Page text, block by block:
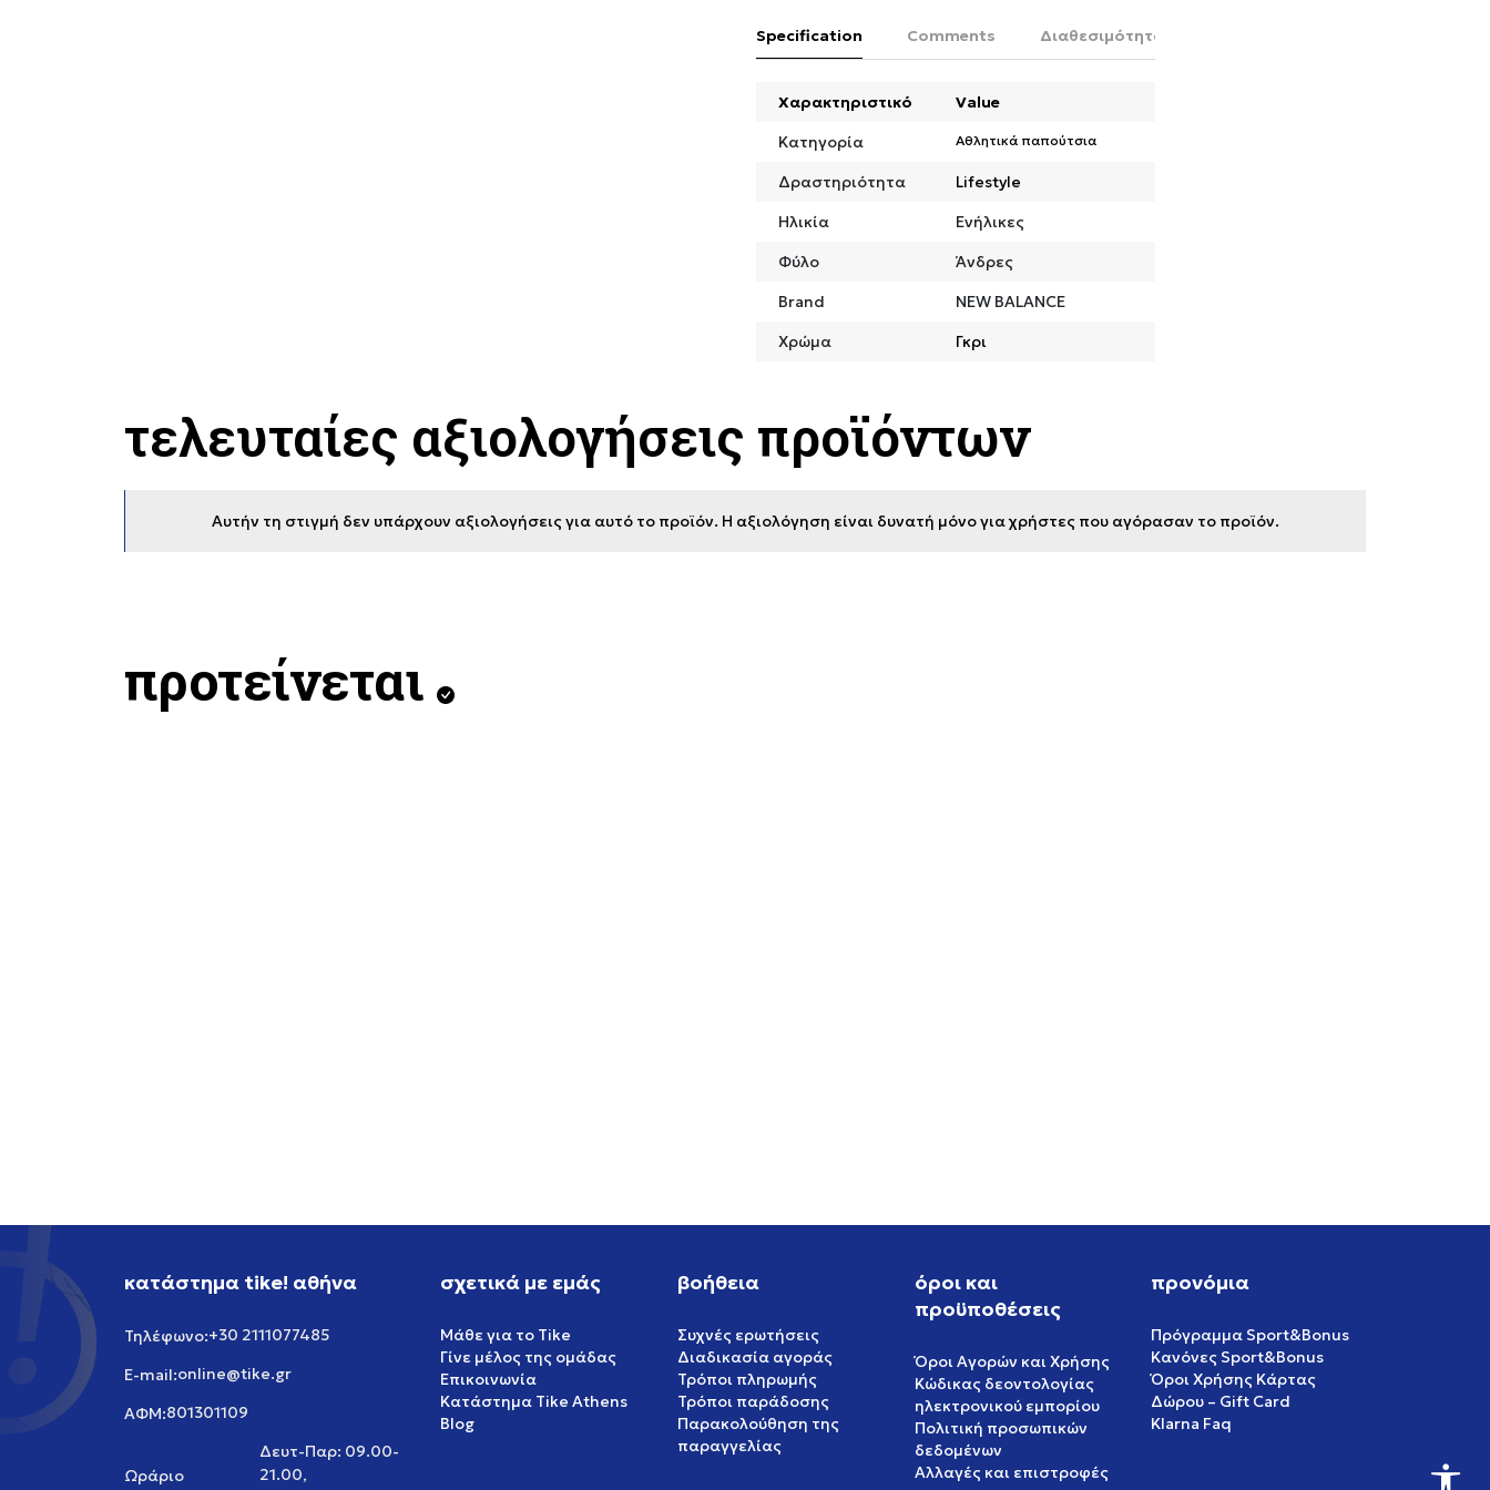
Specification Comments Διαθεσιμότητα στο κατάστημα
Χαρακτηριστικό
Value
Κατηγορία
Αθλητικά παπούτσια
Δραστηριότητα
Lifestyle
Ηλικία
Ενήλικες
Φύλο
Άνδρες
Brand
NEW BALANCE
Χρώμα
Γκρι
τελευταίες αξιολογήσεις προϊόντων
Αυτήν τη στιγμή δεν υπάρχουν αξιολογήσεις για αυτό το προϊόν. Η αξιολόγηση είναι δυνατή μόνο για χρήστες που αγόρασαν το προϊόν.
προτείνεται
κατάστημα tike! αθήνα
Τηλέφωνο:+30 2111077485
E-mail:online@tike.gr
ΑΦΜ:801301109
Ωράριο
Δευτ-Παρ: 09.00-
21.00,
σχετικά με εμάς
Μάθε για το Tike
Γίνε μέλος της ομάδας
Επικοινωνία
Κατάστημα Tike Athens
Blog
βοήθεια
Συχνές ερωτήσεις
Διαδικασία αγοράς
Τρόποι πληρωμής
Τρόποι παράδοσης
Παρακολούθηση της
παραγγελίας
όροι και
προϋποθέσεις
Όροι Αγορών και Χρήσης
Κώδικας δεοντολογίας
ηλεκτρονικού εμπορίου
Πολιτική προσωπικών
δεδομένων
Αλλαγές και επιστροφές
προνόμια
Πρόγραμμα Sport&Bonus
Κανόνες Sport&Bonus
Όροι Χρήσης Κάρτας
Δώρου – Gift Card
Klarna Faq